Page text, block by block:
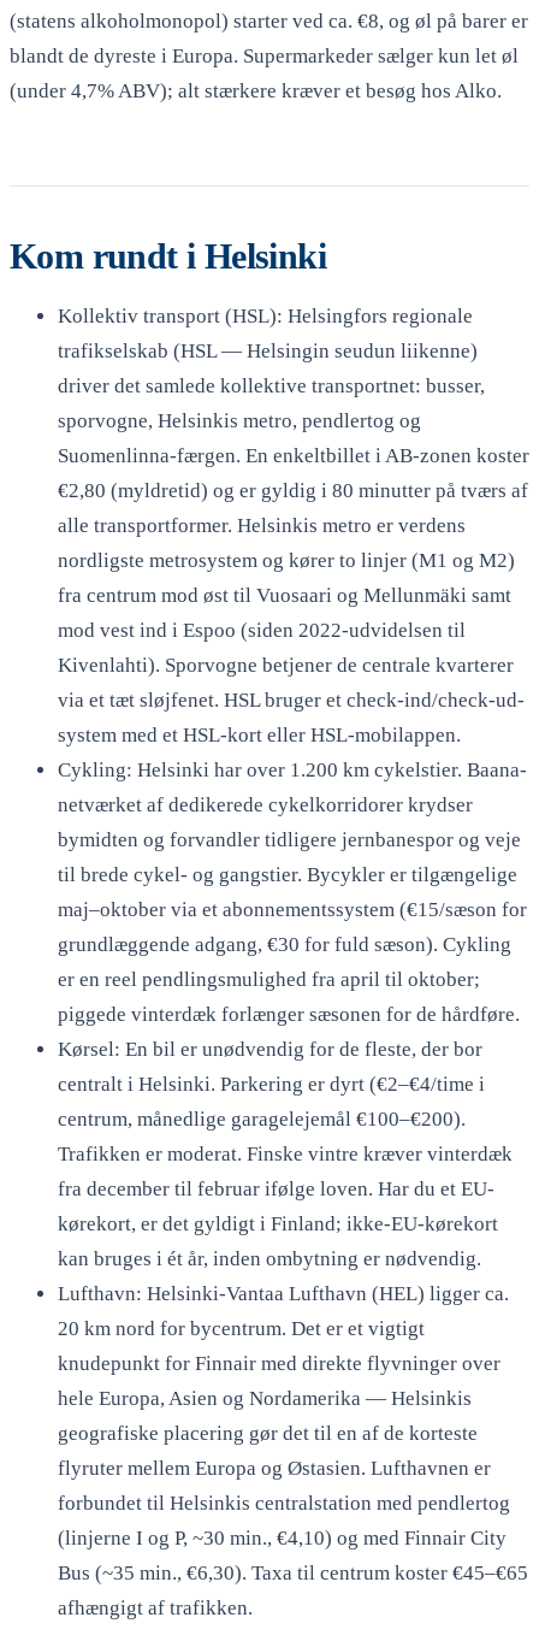
(statens alkoholmonopol) starter ved ca. €8, og øl på barer er
blandt de dyreste i Europa. Supermarkeder sælger kun let øl
(under 4,7% ABV); alt stærkere kræver et besøg hos Alko.
Kom rundt i Helsinki
Kollektiv transport (HSL): Helsingfors regionale
trafikselskab (HSL — Helsingin seudun liikenne)
driver det samlede kollektive transportnet: busser,
sporvogne, Helsinkis metro, pendlertog og
Suomenlinna-færgen. En enkeltbillet i AB-zonen koster
€2,80 (myldretid) og er gyldig i 80 minutter på tværs af
alle transportformer. Helsinkis metro er verdens
nordligste metrosystem og kører to linjer (M1 og M2)
fra centrum mod øst til Vuosaari og Mellunmäki samt
mod vest ind i Espoo (siden 2022-udvidelsen til
Kivenlahti). Sporvogne betjener de centrale kvarterer
via et tæt sløjfenet. HSL bruger et check-ind/check-ud-
system med et HSL-kort eller HSL-mobilappen.
Cykling: Helsinki har over 1.200 km cykelstier. Baana-
netværket af dedikerede cykelkorridorer krydser
bymidten og forvandler tidligere jernbanespor og veje
til brede cykel- og gangstier. Bycykler er tilgængelige
maj–oktober via et abonnementssystem (€15/sæson for
grundlæggende adgang, €30 for fuld sæson). Cykling
er en reel pendlingsmulighed fra april til oktober;
piggede vinterdæk forlænger sæsonen for de hårdføre.
Kørsel: En bil er unødvendig for de fleste, der bor
centralt i Helsinki. Parkering er dyrt (€2–€4/time i
centrum, månedlige garagelejemål €100–€200).
Trafikken er moderat. Finske vintre kræver vinterdæk
fra december til februar ifølge loven. Har du et EU-
kørekort, er det gyldigt i Finland; ikke-EU-kørekort
kan bruges i ét år, inden ombytning er nødvendig.
Lufthavn: Helsinki-Vantaa Lufthavn (HEL) ligger ca.
20 km nord for bycentrum. Det er et vigtigt
knudepunkt for Finnair med direkte flyvninger over
hele Europa, Asien og Nordamerika — Helsinkis
geografiske placering gør det til en af de korteste
flyruter mellem Europa og Østasien. Lufthavnen er
forbundet til Helsinkis centralstation med pendlertog
(linjerne I og P, ~30 min., €4,10) og med Finnair City
Bus (~35 min., €6,30). Taxa til centrum koster €45–€65
afhængigt af trafikken.